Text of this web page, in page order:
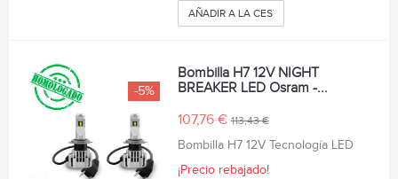
AÑADIR A LA CESTA
-5%
Bombilla H7 12V NIGHT
BREAKER LED Osram -...
107,76 €113,43 €
Bombilla H7 12V Tecnología LED
¡Precio rebajado!